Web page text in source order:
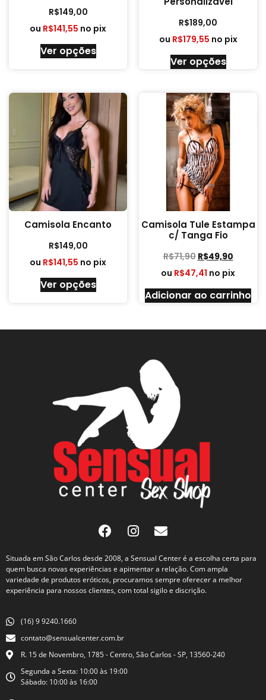
R$149,00
ou R$141,55 no pix
Ver opções
R$189,00
ou R$179,55 no pix
Ver opções
Camisola Encanto
R$149,00
ou R$141,55 no pix
Ver opções
Camisola Tule Estampa
c/ Tanga Fio
R$71,90 R$49,90
ou R$47,41 no pix
Adicionar ao carrinho
Situada em São Carlos desde 2008, a Sensual Center é a escolha certa para
quem busca novas experiências e apimentar a relação. Com ampla
variedade de produtos eróticos, procuramos sempre oferecer a melhor
experiência para nossos clientes, com total sigilo e discrição.
(16) 9 9240.1660
contato@sensualcenter.com.br
R. 15 de Novembro, 1785 - Centro, São Carlos - SP, 13560-240
Segunda a Sexta: 10:00 às 19:00
Sábado: 10:00 às 16:00